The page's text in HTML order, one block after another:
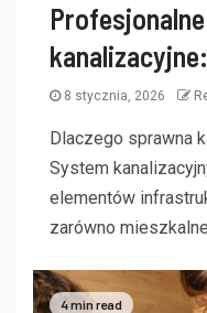
8 stycznia, 2026
Dlaczego sprawna
System
elementów
zarówno
4 min read